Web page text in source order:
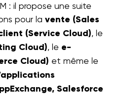
: il propose une suite
pour la vente (Sales
(Service Cloud), le
Cloud), le e-
Cloud) et même le
Salesforce